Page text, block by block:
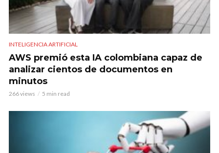
INTELIGENCIA ARTIFICIAL
AWS premió esta IA colombiana capaz de
analizar cientos de documentos en
minutos
266 views 5 min read